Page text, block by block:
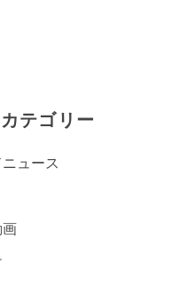
カテゴリー
ニュース
画